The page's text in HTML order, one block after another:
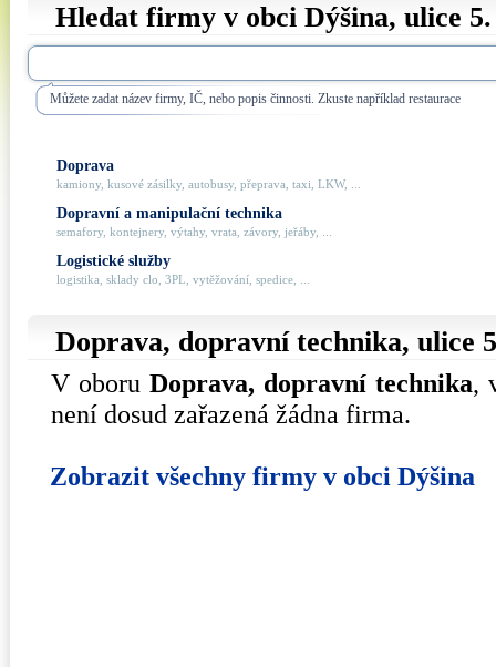
Hledat firmy v obci Dýšina, ulice
Můžete zadat název firmy, IČ, nebo popis činnosti. Zkuste například restaurace
Doprava
kamiony, kusové zásilky, autobusy, přeprava, taxi, LKW, ...
Dopravní a manipulační technika
semafory, kontejnery, výtahy, vrata, závory, jeřáby, ...
Logistické služby
logistika, sklady clo, 3PL, vytěžování, spedice, ...
Doprava, dopravní technika, ulice
V oboru Doprava, dopravní technika,
není dosud zařazená žádna firma.
Zobrazit všechny firmy v obci Dýšina